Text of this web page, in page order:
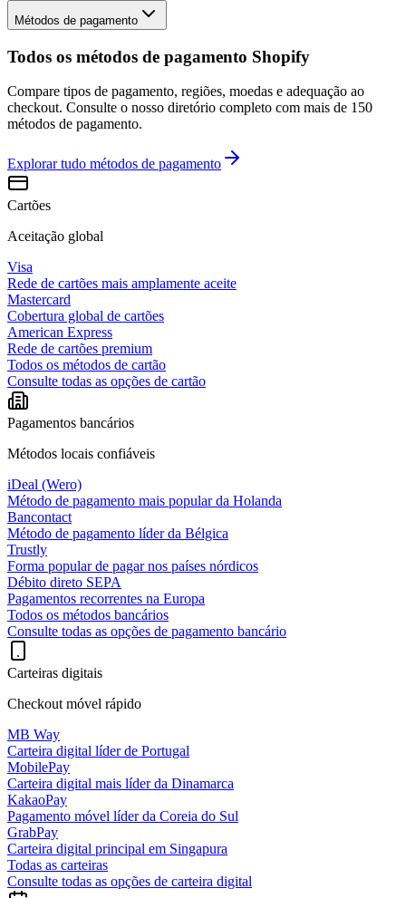
Métodos de pagamento
Todos os métodos de pagamento Shopify
Compare tipos de pagamento, regiões, moedas e adequação ao
checkout. Consulte o nosso diretório completo com mais de 150
métodos de pagamento.
Explorar tudo métodos de pagamento
Cartões
Aceitação global
Visa
Rede de cartões mais amplamente aceite
Mastercard
Cobertura global de cartões
American Express
Rede de cartões premium
Todos os métodos de cartão
Consulte todas as opções de cartão
Pagamentos bancários
Métodos locais confiáveis
iDeal (Wero)
Método de pagamento mais popular da Holanda
Bancontact
Método de pagamento líder da Bélgica
Trustly
Forma popular de pagar nos países nórdicos
Débito direto SEPA
Pagamentos recorrentes na Europa
Todos os métodos bancários
Consulte todas as opções de pagamento bancário
Carteiras digitais
Checkout móvel rápido
MB Way
Carteira digital líder de Portugal
MobilePay
Carteira digital mais líder da Dinamarca
KakaoPay
Pagamento móvel líder da Coreia do Sul
GrabPay
Carteira digital principal em Singapura
Todas as carteiras
Consulte todas as opções de carteira digital